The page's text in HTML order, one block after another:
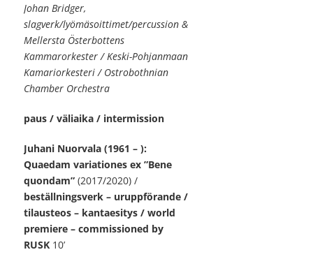
Johan Bridger,
slagverk/lyömäsoittimet/percussion &
Mellersta Österbottens
Kammarorkester / Keski-Pohjanmaan
Kamariorkesteri / Ostrobothnian
Chamber Orchestra
paus / väliaika / intermission
Juhani Nuorvala (1961 – ):
Quaedam variationes ex ”Bene
quondam” (2017/2020) /
beställningsverk – uruppförande /
tilausteos – kantaesitys / world
premiere – commissioned by
RUSK 10’